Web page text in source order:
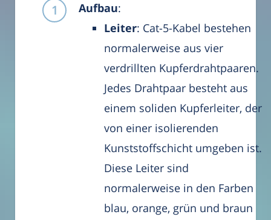
Aufbau:
Leiter: Cat-5-Kabel bestehen
normalerweise aus vier
verdrillten Kupferdrahtpaaren.
Jedes Drahtpaar besteht aus
einem soliden Kupferleiter, der
von einer isolierenden
Kunststoffschicht umgeben ist.
Diese Leiter sind
normalerweise in den Farben
blau, orange, grün und braun